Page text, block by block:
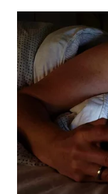
SIMALUNGUN
WN
LABUHANBATU
WN
TAPANULI
TENGAH
WN DELI